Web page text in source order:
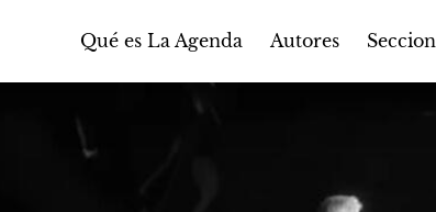
Qué es La Agenda Autores